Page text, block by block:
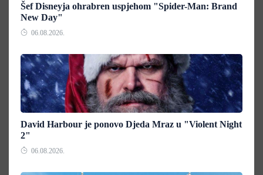
Šef Disneyja ohrabren uspjehom "Spider-Man: Brand
New Day"
06.08.2026.
David Harbour je ponovo Djeda Mraz u "Violent Night
2"
06.08.2026.